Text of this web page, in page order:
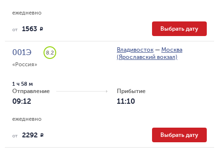
ежедневно
от 1563 R Выбрать дату
001Э
8.2
«Россия»
Владивосток — Москва
(Ярославский вокзал)
Отправление
09:12
1 ч 58 м
Прибытие
11:10
ежедневно
от 2292 R Выбрать дату